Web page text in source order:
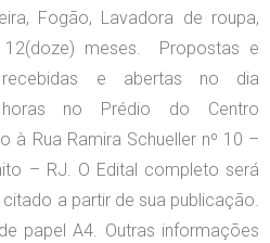
Fogão, Lavadora de roupa,
meses. Propostas e
recebidas e abertas no dia
no Prédio do Centro
à Rua Ramira Schueller nº 10 –
– RJ. O Edital completo será
a partir de sua publicação.
papel A4. Outras informações